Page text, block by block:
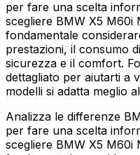
per fare una scelta
scegliere BMW X5 M60i
fondamentale
prestazioni, il consumo
sicurezza e il comfort.
dettagliato per aiutarti a
modelli si adatta meglio
Analizza le differenze
per fare una scelta
scegliere BMW X5 M60i